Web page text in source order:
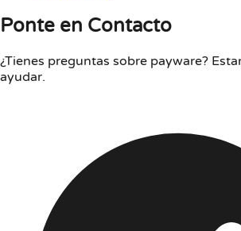
Ponte en Contacto
¿Tienes preguntas sobre payware?
ayudar.